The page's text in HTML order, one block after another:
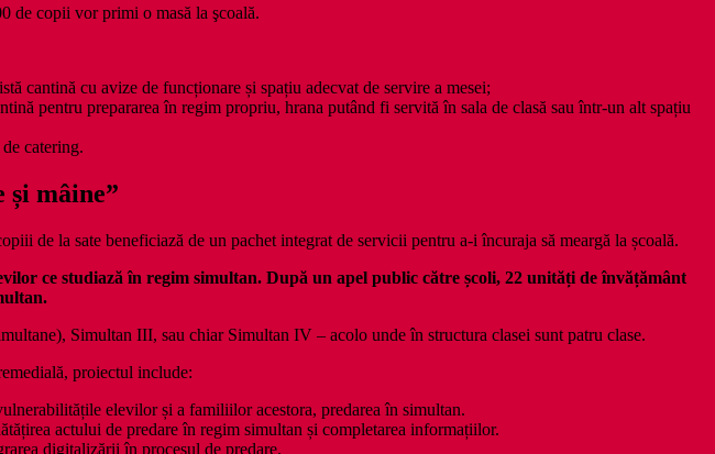
de copii vor primi o masă la şcoală.
cantină cu avize de funcționare și spațiu adecvat de servire a mesei;
pentru prepararea în regim propriu, hrana putând fi servită în sala de clasă sau într-un alt spațiu
catering.
și mâine”
de la sate beneficiază de un pachet integrat de servicii pentru a-i încuraja să meargă la școală.
ce studiază în regim simultan. După un apel public către școli, 22 unități de învățământ
Simultan III, sau chiar Simultan IV – acolo unde în structura clasei sunt patru clase.
proiectul include:
elevilor și a familiilor acestora, predarea în simultan.
actului de predare în regim simultan și completarea informațiilor.
digitalizării în procesul de predare.